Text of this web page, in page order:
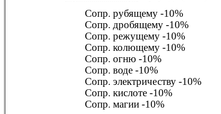
Сопр. рубящему -10%
Сопр. дробящему -10%
Сопр. режущему -10%
Сопр. колющему -10%
Сопр. огню -10%
Сопр. воде -10%
Сопр. электричеству -10%
Сопр. кислоте -10%
Сопр. магии -10%